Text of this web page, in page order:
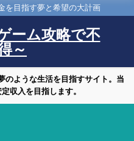
を目指す夢と希望の大計画
ーム攻略で不
～
のような生活を目指すサイト。当
収入を目指します。